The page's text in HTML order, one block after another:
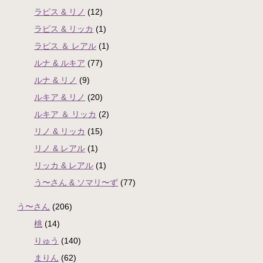
ラピス & リノ (12)
ラピス & リッカ (1)
ラピス ＆ レアル (1)
ルナ & ルキア (77)
ルナ & リノ (9)
ルキア & リノ (20)
ルキア ＆ リッカ (2)
リノ & リッカ (15)
リノ & レアル (1)
リッカ & レアル (1)
う〜さん & ソマリ〜ず (77)
う〜さん (206)
桃 (14)
りゅう (140)
まりん (62)